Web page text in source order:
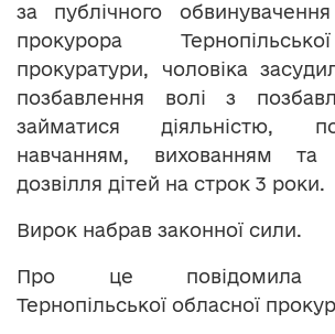
за публічного
прокурора
прокуратури, чоловіка
позбавлення волі з
займатися діяльністю,
навчанням, вихованням та
дозвілля дітей на строк 3 роки.
Вирок набрав законної сили.
Про це повідомила
Тернопільської обласної